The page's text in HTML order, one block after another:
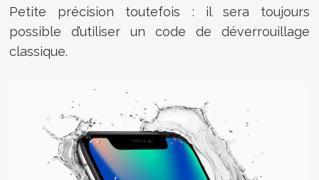
Petite précision toutefois : il sera toujours
possible d’utiliser un code de déverrouillage
classique.